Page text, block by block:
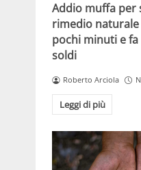
Addio muffa per
rimedio
pochi minuti e
soldi
Roberto Arciola
Leggi di più